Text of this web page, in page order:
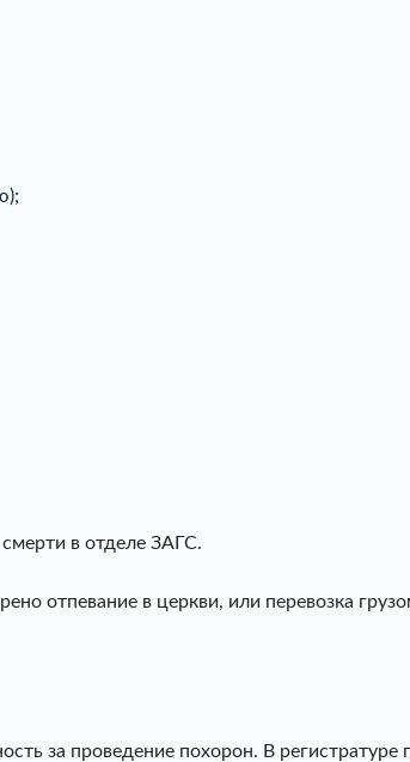
в отделе ЗАГС.
отпевание в церкви, или перевозка
за проведение похорон. В